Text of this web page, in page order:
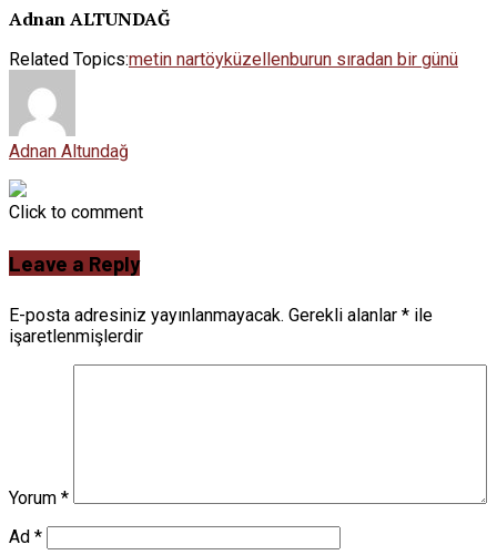
Adnan ALTUNDAĞ
Related Topics:metin nartöyküzellenburun sıradan bir günü
Adnan Altundağ
Click to comment
Leave a Reply
E-posta adresiniz yayınlanmayacak. Gerekli alanlar * ile
işaretlenmişlerdir
Yorum *
Ad *